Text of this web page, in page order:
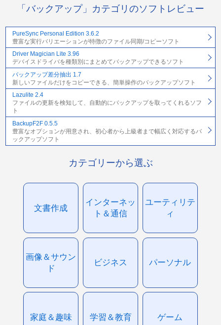
「バックアップ」カテゴリのソフトレビュー
PureSync Personal Edition 3.6.2
豊富な実行バリエーションが特徴のファイル同期/コピーソフト
Driver Magician Lite 3.96
デバイスドライバを種類別にまとめてバックアップできるソフト
バックアップ差分抽出 1.7
新しいファイルだけをコピーできる、簡単操作のバックアップソフト
Lazulite 2.4
ファイルの更新を検知して、自動的にバックアップを取ってくれるソフ
ト
BackupF2F 0.5.5
豊富なオプションが用意され、初心者から上級者まで幅広く対応するバ
ックアップソフト
カテゴリーから選ぶ
文書作成
インターネッ
ト＆通信
ユーティリテ
ィ
画像＆サウン
ド
ビジネス パーソナル
家庭＆趣味 学習＆教育 ゲーム